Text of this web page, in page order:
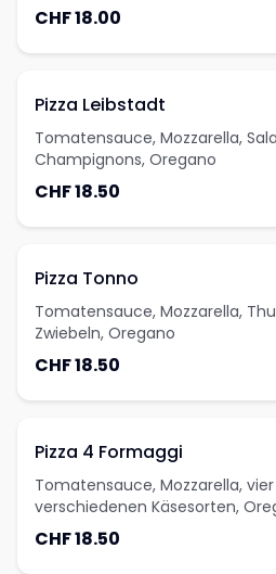
CHF 18.00
Pizza Leibstadt
Tomatensauce, Mozzarella,
Champignons, Oregano
CHF 18.50
Pizza Tonno
Tomatensauce, Mozzarella,
Zwiebeln, Oregano
CHF 18.50
Pizza 4 Formaggi
Tomatensauce, Mozzarella, vier
verschiedenen Käsesorten,
CHF 18.50